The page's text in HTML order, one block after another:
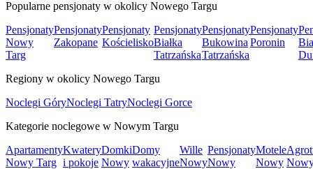
Popularne pensjonaty w okolicy Nowego Targu
Pensjonaty
Nowy
Targ
Pensjonaty
Zakopane
Pensjonaty
Kościelisko
Pensjonaty
Białka
Tatrzańska
Pensjonaty
Bukowina
Tatrzańska
Pensjonaty
Poronin
Regiony w okolicy Nowego Targu
Noclegi GóryNoclegi TatryNoclegi Gorce
Kategorie noclegowe w Nowym Targu
Apartamenty
Nowy Targ
Kwatery
i pokoje
Domki
Nowy
Domy
wakacyjne
Wille
Nowy
Pensjonaty
Nowy
Motele
Nowy